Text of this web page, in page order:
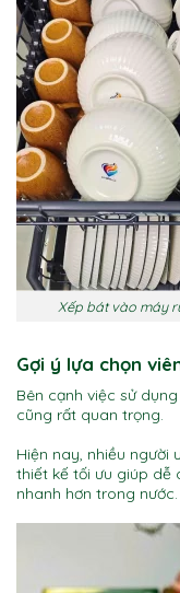
Xếp bát vào máy
Gợi ý lựa chọn
Bên cạnh việc sử
cũng rất quan trọng.
Hiện nay, nhiều
thiết kế tối ưu giúp dễ
nhanh hơn trong nước.